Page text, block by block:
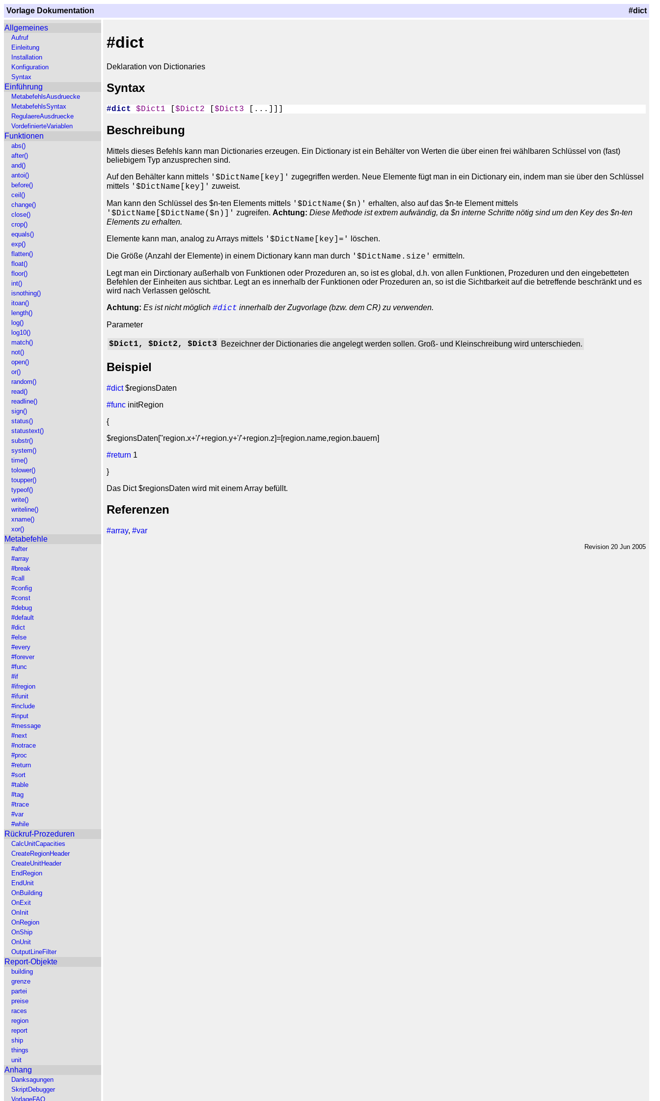
Vorlage Dokumentation #dict
Allgemeines
Aufruf
Einleitung
Installation
Konfiguration
Syntax
Einführung
MetabefehlsAusdruecke
MetabefehlsSyntax
RegulaereAusdruecke
VordefinierteVariablen
Funktionen
abs()
after()
and()
antoi()
before()
ceil()
change()
close()
crop()
equals()
exp()
flatten()
float()
floor()
int()
isnothing()
itoan()
length()
log()
log10()
match()
not()
open()
or()
random()
read()
readline()
sign()
status()
statustext()
substr()
system()
time()
tolower()
toupper()
typeof()
write()
writeline()
xname()
xor()
Metabefehle
#after
#array
#break
#call
#config
#const
#debug
#default
#dict
#else
#every
#forever
#func
#if
#ifregion
#ifunit
#include
#input
#message
#next
#notrace
#proc
#return
#sort
#table
#tag
#trace
#var
#while
Rückruf-Prozeduren
CalcUnitCapacities
CreateRegionHeader
CreateUnitHeader
EndRegion
EndUnit
OnBuilding
OnExit
OnInit
OnRegion
OnShip
OnUnit
OutputLineFilter
Report-Objekte
building
grenze
partei
preise
races
region
report
ship
things
unit
Anhang
Danksagungen
SkriptDebugger
VorlageFAQ
#dict
Deklaration von Dictionaries
Syntax
#dict $Dict1 [$Dict2 [$Dict3
Beschreibung
Mittels dieses Befehls kann man Dictionaries erzeugen. Ein Dictionary ist ein Behälter von Werten die über einen frei wählbaren Schlüssel von (fast)
beliebigem Typ anzusprechen sind.
Auf den Behälter kann mittels '$DictName[key]' zugegriffen werden. Neue Elemente fügt man in ein Dictionary ein, indem man sie über den Schlüssel
mittels '$DictName[key]' zuweist.
Man kann den Schlüssel des $n-ten Elements mittels '$DictName($n)' erhalten, also auf das $n-te Element mittels
'$DictName[$DictName($n)]' zugreifen. Achtung: Diese Methode ist extrem aufwändig, da $n interne Schritte nötig sind um den Key des $n-ten
Elements zu erhalten.
Elemente kann man, analog zu Arrays mittels '$DictName[key]=' löschen.
Die Größe (Anzahl der Elemente) in einem Dictionary kann man durch '$DictName.size' ermitteln.
Legt man ein Dirctionary außerhalb von Funktionen oder Prozeduren an, so ist es global, d.h. von allen Funktionen, Prozeduren und den eingebetteten
Befehlen der Einheiten aus sichtbar. Legt an es innerhalb der Funktionen oder Prozeduren an, so ist die Sichtbarkeit auf die betreffende beschränkt und es
wird nach Verlassen gelöscht.
Achtung: Es ist nicht möglich #dict innerhalb der Zugvorlage (bzw. dem CR) zu verwenden.
Parameter
$Dict1, $Dict2, $Dict3 Bezeichner der Dictionaries die angelegt werden sollen. Groß- und Kleinschreibung wird unterschieden.
Beispiel
#dict$regionsDaten
#func initRegion
{
$regionsDaten[''region.x+'/'+region.y+'/'+region.z]=[region.name,region.bauern]
#return 1
}
Das Dict $regionsDaten wird mit einem Array befüllt.
Referenzen
#array, #var
Revision 20 Jun 2005